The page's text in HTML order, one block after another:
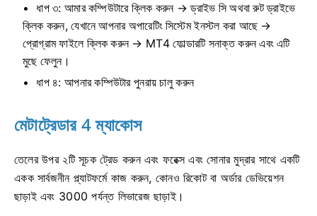
ধাপ ৩: আমার কম্পিউটারে ক্লিক করুন → ড্রাইভ সি অথবা রুট ড্রাইভে
ক্লিক করুন, যেখানে আপনার অপারেটিং সিস্টেম ইনস্টল করা আছে →
প্রোগ্রাম ফাইলে ক্লিক করুন → MT4 ফোল্ডারটি সনাক্ত করুন এবং এটি
মুছে ফেলুন।
ধাপ ৪: আপনার কম্পিউটার পুনরায় চালু করুন
মেটাট্রেডার 4 ম্যাকোস
তেলের উপর ২টি সূচক ট্রেড করুন এবং ফরেক্স এবং সোনার মুদ্রার সাথে একটি
একক সার্বজনীন প্ল্যাটফর্মে কাজ করুন, কোনও রিকোট বা অর্ডার ডেভিয়েশন
ছাড়াই এবং 3000 পর্যন্ত লিভারেজ ছাড়াই।